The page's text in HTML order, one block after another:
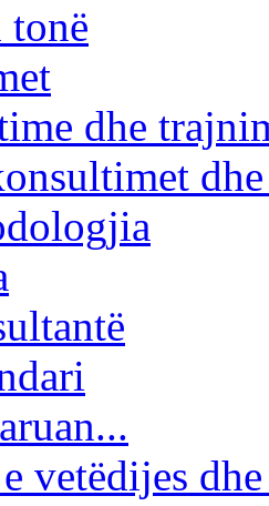
tonë
dhe
vetëdijes